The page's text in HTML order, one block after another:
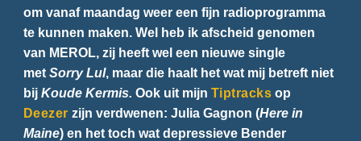
om vanaf maandag weer een fijn radioprogramma
te kunnen maken. Wel heb ik afscheid genomen
van MEROL, zij heeft wel een nieuwe single
met Sorry Lul, maar die haalt het wat mij betreft niet
bij Koude Kermis. Ook uit mijn Tiptracks op
Deezer zijn verdwenen: Julia Gagnon (Here in
Maine) en het toch wat depressieve Bender